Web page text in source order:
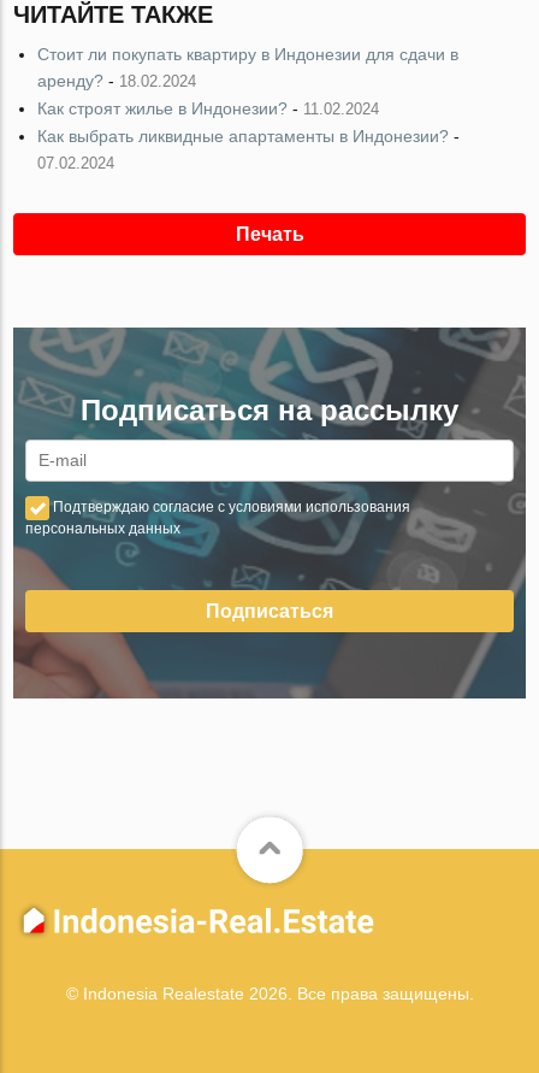
ЧИТАЙТЕ ТАКЖЕ
Стоит ли покупать квартиру в Индонезии для сдачи в
аренду? - 18.02.2024
Как строят жилье в Индонезии? - 11.02.2024
Как выбрать ликвидные апартаменты в Индонезии? -
07.02.2024
Печать
Подписаться на рассылку
Подтверждаю согласие с условиями использования
персональных данных
Подписаться
© Indonesia Realestate 2026. Все права защищены.